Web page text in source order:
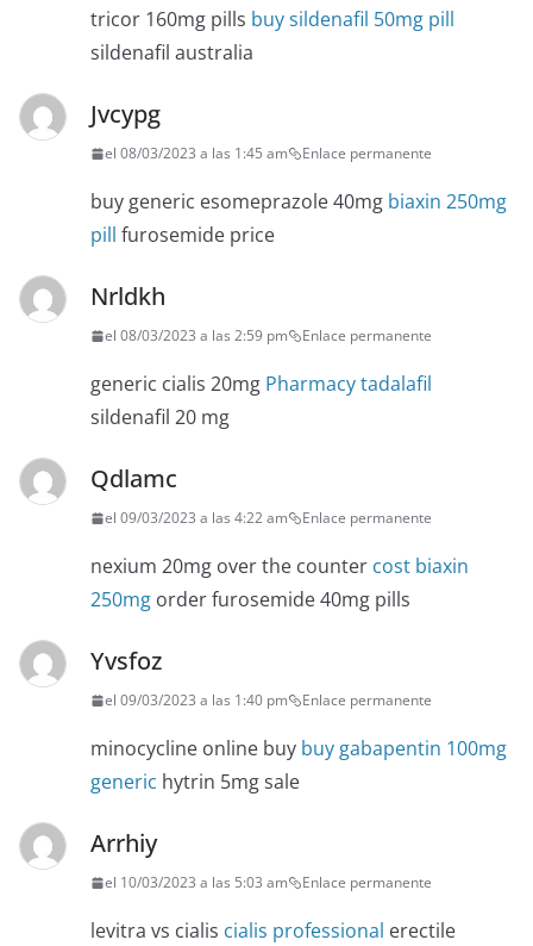
tricor 160mg pills buy sildenafil 50mg pill
sildenafil australia
Jvcypg
el 08/03/2023 a las 1:45 am Enlace permanente
buy generic esomeprazole 40mg biaxin 250mg
pill furosemide price
Nrldkh
el 08/03/2023 a las 2:59 pm Enlace permanente
generic cialis 20mg Pharmacy tadalafil
sildenafil 20 mg
Qdlamc
el 09/03/2023 a las 4:22 am Enlace permanente
nexium 20mg over the counter cost biaxin
250mg order furosemide 40mg pills
Yvsfoz
el 09/03/2023 a las 1:40 pm Enlace permanente
minocycline online buy buy gabapentin 100mg
generic hytrin 5mg sale
Arrhiy
el 10/03/2023 a las 5:03 am Enlace permanente
levitra vs cialis cialis professional erectile